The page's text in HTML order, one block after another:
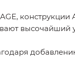
конструкции